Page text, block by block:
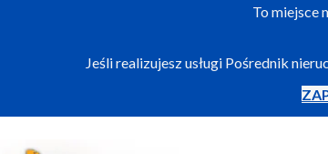
To miejsce
Jeśli realizujesz usługi Pośrednik